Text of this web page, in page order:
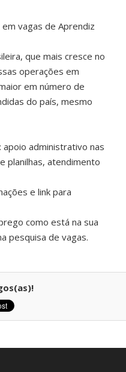
vagas de Aprendiz
que mais cresce no
operações em
em número de
do país, mesmo
administrativo nas
planilhas, atendimento
e link para
como está na sua
pesquisa de vagas.